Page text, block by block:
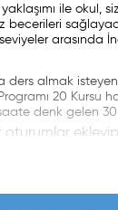
ile okul,
ders almak
20 Kursu
denk gelen
oturumlar
%100